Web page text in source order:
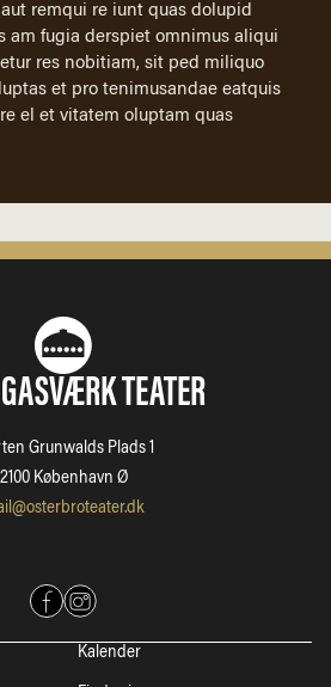
remqui re iunt quas dolupid
am fugia derspiet omnimus aliqui
res nobitiam, sit ped miliquo
et pro tenimusandae eatquis
el et vitatem oluptam quas
Kalender
TEATER
Grunwalds Plads 1
2100 København Ø